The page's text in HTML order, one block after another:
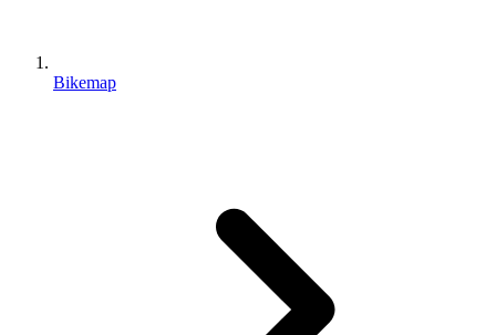
Bikemap